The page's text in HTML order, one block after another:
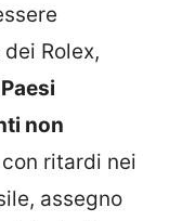
Rolex,
non
ritardi nei
assegno